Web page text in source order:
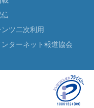
信
ンツ二次利用
ンターネット報道協会